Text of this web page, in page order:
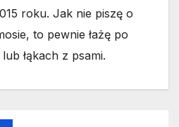
roku. Jak nie piszę o
to pewnie łażę po
lub łąkach z psami.